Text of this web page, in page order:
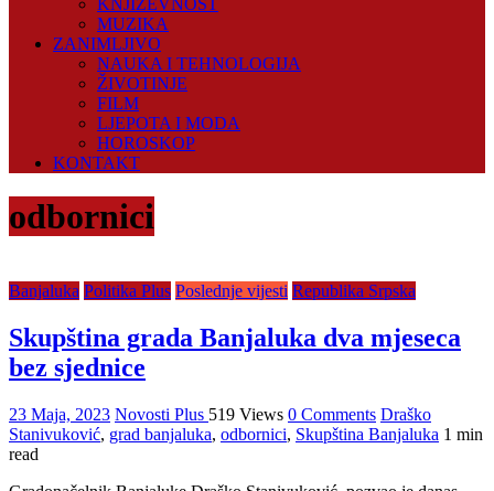
KNJIŽEVNOST
MUZIKA
ZANIMLJIVO
NAUKA I TEHNOLOGIJA
ŽIVOTINJE
FILM
LJEPOTA I MODA
HOROSKOP
KONTAKT
odbornici
Banjaluka Politika Plus Poslednje vijesti Republika Srpska
Skupština grada Banjaluka dva mjeseca
bez sjednice
23 Maja, 2023 Novosti Plus 519 Views 0 Comments Draško
Stanivuković, grad banjaluka, odbornici, Skupština Banjaluka 1 min
read